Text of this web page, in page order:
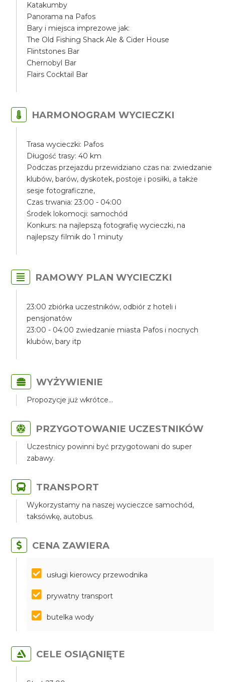
Katakumby
Panorama na Pafos
Bary i miejsca imprezowe jak:
The Old Fishing Shack Ale & Cider House
Flintstones Bar
Chernobyl Bar
Flairs Cocktail Bar
HARMONOGRAM WYCIECZKI
Trasa wycieczki: Pafos
Długość trasy: 40 km
Podczas przejazdu przewidziano czas na: zwiedzanie
klubów, barów, dyskotek, postoje i posiłki, a także
sesje fotograficzne,
Czas trwania: 23:00 - 04:00
Środek lokomocji: samochód
Konkurs: na najlepszą fotografię wycieczki, na
najlepszy filmik do 1 minuty
RAMOWY PLAN WYCIECZKI
23:00 zbiórka uczestników, odbiór z hoteli i
pensjonatów
23:00 - 04:00 zwiedzanie miasta Pafos i nocnych
klubów, bary itp
WYŻYWIENIE
Propozycje już wkrótce...
PRZYGOTOWANIE UCZESTNIKÓW
Uczestnicy powinni być przygotowani do super
zabawy.
TRANSPORT
Wykorzystamy na naszej wycieczce samochód,
taksówkę, autobus.
CENA ZAWIERA
​​​​​​​usługi kierowcy przewodnika
prywatny transport
butelka wody
CELE OSIĄGNIĘTE